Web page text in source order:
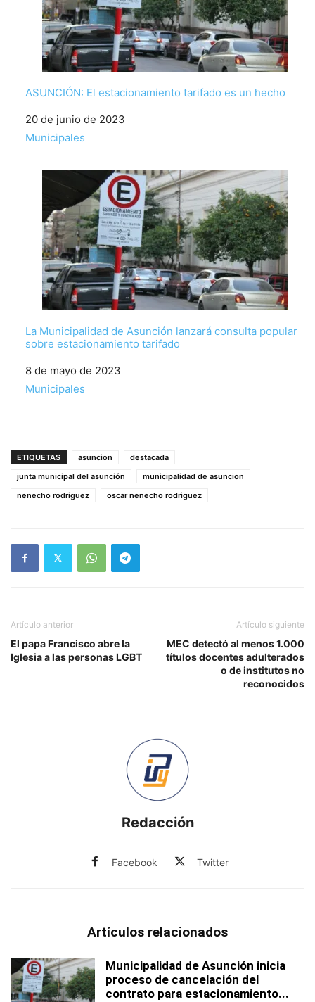
ASUNCIÓN: El estacionamiento tarifado es un hecho
Fecha
20 de junio de 2023
Respecto a
Municipales
La Municipalidad de Asunción lanzará consulta popular
sobre estacionamiento tarifado
Fecha
8 de mayo de 2023
Respecto a
Municipales
ETIQUETAS asuncion
destacada
junta municipal del asunción
municipalidad de asuncion
nenecho rodriguez
oscar nenecho rodriguez
Artículo anterior
El papa Francisco abre la
Iglesia a las personas LGBT
Artículo siguiente
MEC detectó al menos 1.000
títulos docentes adulterados
o de institutos no
reconocidos
Redacción
Facebook Twitter
Artículos relacionados
Municipalidad de Asunción inicia
proceso de cancelación del
contrato para estacionamiento...